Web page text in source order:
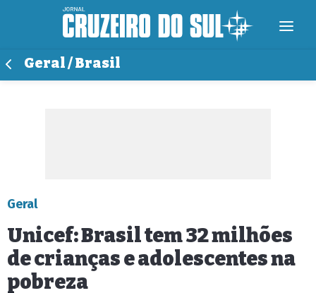
Geral / Brasil
Geral
Unicef: Brasil tem 32 milhões
de crianças e adolescentes na
pobreza